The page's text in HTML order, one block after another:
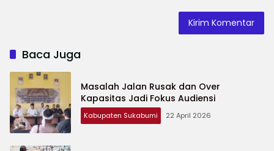
Baca Juga
Masalah Jalan Rusak dan Over
Kapasitas Jadi Fokus Audiensi
Kabupaten Sukabumi 22 April 2026